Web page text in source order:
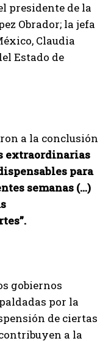
presidente de la
Obrador; la jefa
Claudia
Estado de
a la conclusión
extraordinarias
para
semanas (…)
gobiernos
por la
de ciertas
a la